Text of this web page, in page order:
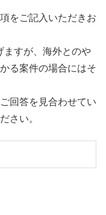
をご記入いただきお
ますが、海外とのや
る案件の場合にはそ
回答を見合わせてい
さい。